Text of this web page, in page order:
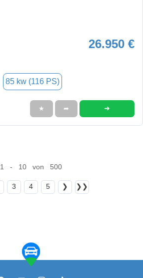
26.950 €
85 kw (116 PS)
★ ➦ ➜
1 - 10 von 500
3 4 5 ❯ ❯❯